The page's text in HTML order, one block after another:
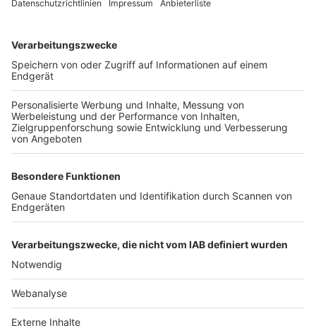
TOP-VEREINE
TOP-PARTNER
Nutzungsbedingungen Datenschutz Impressum